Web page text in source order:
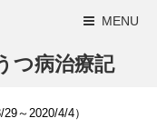
MENU
つ病治療記
～2020/4/4）